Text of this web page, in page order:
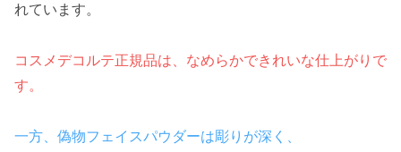
れています。
コスメデコルテ正規品は、なめらかできれいな仕上がりで
す。
一方、偽物フェイスパウダーは彫りが深く、